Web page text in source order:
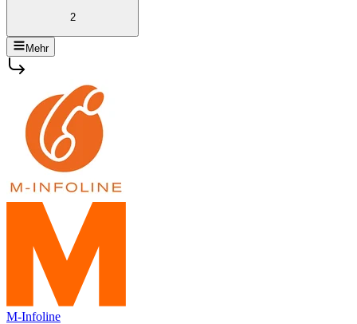
2
Mehr
M-Infoline